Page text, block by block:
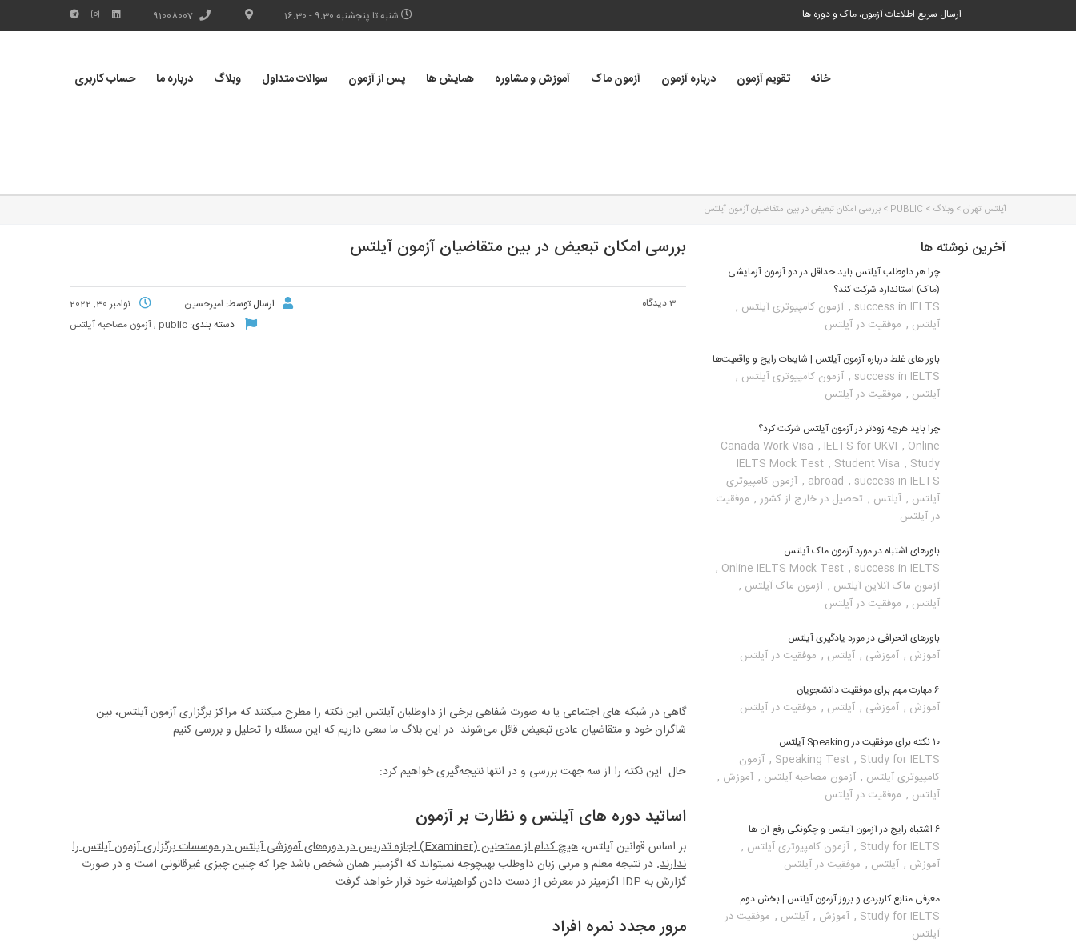
شنبه تا پنجشنبه 9.30 - 16.30 ارسال سریع اطلاعات آزمون، ماک و دوره ها 91008007
خانه تقویم آزمون درباره آزمون آزمون ماک آموزش و مشاوره همایش ها پس از آزمون سوالات متداول وبلاگ درباره ما حساب کاربری
آیلتس تهران> وبلاگ >
PUBLIC
> بررسی امکان تبعیض در بین متقاضیان آزمون آیلتس
بررسی امکان تبعیض در بین متقاضیان آزمون آیلتس
نوامبر 30, 2022 ارسال توسط: امیرحسین
دسته بندی: public
,آزمون مصاحبه آیلتس
گاهی در شبکه های اجتماعی یا به صورت شفاهی برخی از داوطلبان آیلتس این نکته را مطرح میکنند که مراکز برگزاری آزمون آیلتس، بین
شاگران خود و متقاضیان عادی تبعیض قائل می‌شوند. در این بلاگ ما سعی داریم که این مسئله را تحلیل و بررسی کنیم.
حال این نکته را از سه جهت بررسی و در انتها نتیجه‌گیری خواهیم کرد:
اساتید دوره های آیلتس و نظارت بر آزمون
بر اساس قوانین آیلتس،
هیچ کدام از ممتحنین (Examiner) اجازه تدریس در دوره‌های آموزشی آیلتس در موسسات برگزاری آزمون آیلتس را
ندارند. در نتیجه معلم و مربی زبان داوطلب بهیچوجه نمیتواند که اگزمینر همان شخص باشد چرا که چنین چیزی غیرقانونی است و در صورت
گزارش به IDP اگزمینر در معرض از دست دادن گواهینامه خود قرار خواهد گرفت.
مرور مجدد نمره افراد
آخرین نوشته ها
چرا هر داوطلب آیلتس باید حداقل در دو آزمون آزمایشی
(ماک) استاندارد شرکت کند؟
success in IELTS
, آزمون کامپیوتری آیلتس ,
آیلتس , موفقیت در آیلتس
باور های غلط درباره آزمون آیلتس | شایعات رایج و واقعیت‌ها
success in IELTS
, آزمون کامپیوتری آیلتس ,
آیلتس , موفقیت در آیلتس
چرا باید هرچه زودتر در آزمون آیلتس شرکت کرد؟
Canada Work Visa , IELTS for UKVI , Online
IELTS Mock Test , Student Visa , Study
abroad , success in IELTS
, آزمون کامپیوتری
آیلتس , آیلتس , تحصیل در خارج از کشور , موفقیت
در آیلتس
باورهای اشتباه در مورد آزمون ماک آیلتس
Online IELTS Mock Test , success in IELTS
,
آزمون ماک آنلاین آیلتس , آزمون ماک آیلتس ,
آیلتس , موفقیت در آیلتس
باورهای انحرافی در مورد یادگیری آیلتس
آموزش , آموزشی , آیلتس , موفقیت در آیلتس
6 مهارت مهم برای موفقیت دانشجویان
آموزش , آموزشی , آیلتس , موفقیت در آیلتس
۱۰ نکته برای موفقیت در Speaking آیلتس
Speaking Test , Study for IELTS
, آزمون
کامپیوتری آیلتس , آزمون مصاحبه آیلتس , آموزش ,
آیلتس , موفقیت در آیلتس
۶ اشتباه رایج در آزمون آیلتس و چگونگی رفع آن ها
Study for IELTS
, آزمون کامپیوتری آیلتس ,
آموزش , آیلتس , موفقیت در آیلتس
معرفی منابع کاربردی و بروز آزمون آیلتس | بخش دوم
Study for IELTS
, آموزش , آیلتس , موفقیت در
آیلتس